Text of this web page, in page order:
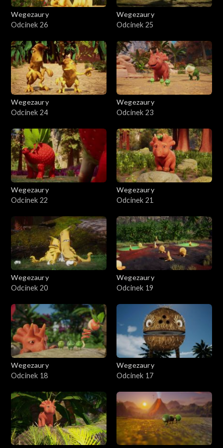
Wegezaury
Odcinek 26
Wegezaury
Odcinek 25
Wegezaury
Odcinek 24
Wegezaury
Odcinek 23
Wegezaury
Odcinek 22
Wegezaury
Odcinek 21
Wegezaury
Odcinek 20
Wegezaury
Odcinek 19
Wegezaury
Odcinek 18
Wegezaury
Odcinek 17